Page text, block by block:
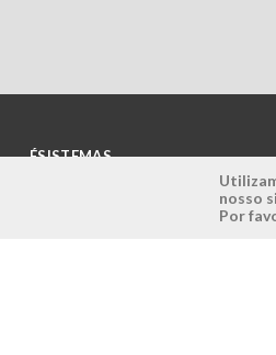
ÉSISTEMAS
nosso
Por